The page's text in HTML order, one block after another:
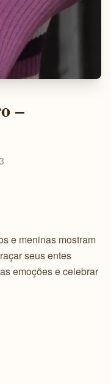
–
e meninas mostram
seus entes
emoções e celebrar